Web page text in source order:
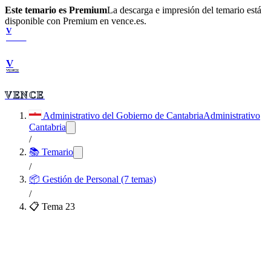
Este temario es PremiumLa descarga e impresión del temario está
disponible con Premium en vence.es.
V
V
VENCE
VENCE
Administrativo del Gobierno de CantabriaAdministrativo
Cantabria
/
📚 Temario
/
📦 Gestión de Personal (7 temas)
/
📋 Tema 23